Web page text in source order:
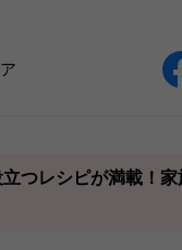
つレシピが満載！